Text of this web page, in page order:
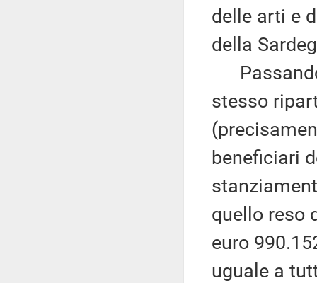
delle arti e
della
stesso
beneficiari
quello reso
euro
uguale a